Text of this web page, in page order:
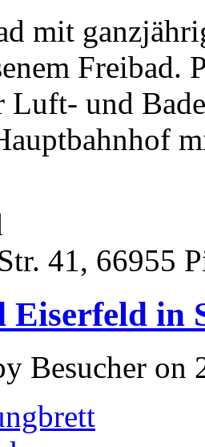
mit
Luft- und
41, 66955
Eiserfeld in
Besucher on